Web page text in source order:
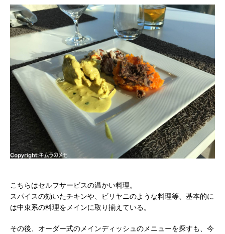
こちらはセルフサービスの温かい料理。
スパイスの効いたチキンや、ビリヤニのような料理等、基本的に
は中東系の料理をメインに取り揃えている。
その後、オーダー式のメインディッシュのメニューを探すも、今